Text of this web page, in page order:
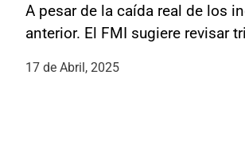
A pesar de la caída real de los
anterior. El FMI sugiere revisar
17 de Abril, 2025